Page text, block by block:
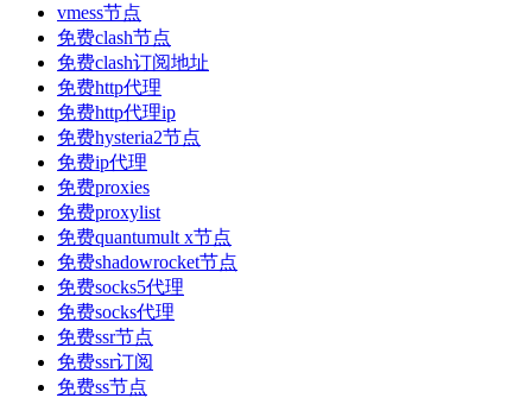
vmess节点
免费clash节点
免费clash订阅地址
免费http代理
免费http代理ip
免费hysteria2节点
免费ip代理
免费proxies
免费proxylist
免费quantumult x节点
免费shadowrocket节点
免费socks5代理
免费socks代理
免费ssr节点
免费ssr订阅
免费ss节点